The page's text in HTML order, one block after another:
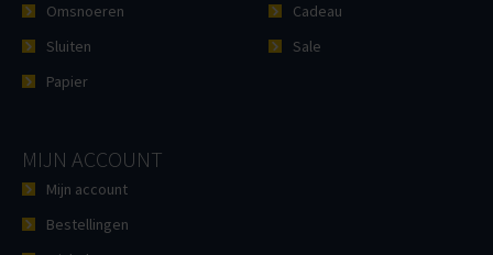
Omsnoeren
Sluiten
Papier
Cadeau
Sale
MIJN ACCOUNT
Mijn account
Bestellingen